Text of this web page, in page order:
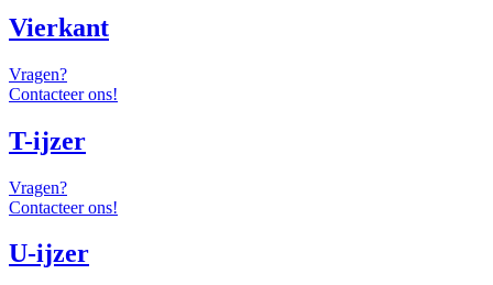
Vierkant
Vragen?
Contacteer ons!
T-ijzer
Vragen?
Contacteer ons!
U-ijzer